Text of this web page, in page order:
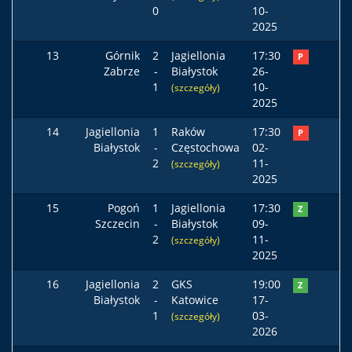
0
10-
2025
13
Górnik
Zabrze
2
-
1
Jagiellonia
Białystok
(szczegóły)
17:30
26-
10-
2025
P
14
Jagiellonia
Białystok
1
-
2
Raków
Częstochowa
(szczegóły)
17:30
02-
11-
2025
P
15
Pogoń
Szczecin
1
-
2
Jagiellonia
Białystok
(szczegóły)
17:30
09-
11-
2025
Z
16
Jagiellonia
Białystok
2
-
1
GKS
Katowice
(szczegóły)
19:00
17-
03-
2026
Z